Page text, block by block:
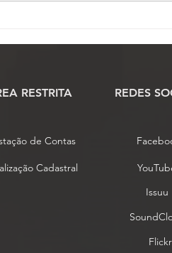
de Oficiais de
RESTRITA REDES
de Contas
Cadastral
Issuu
Flickr